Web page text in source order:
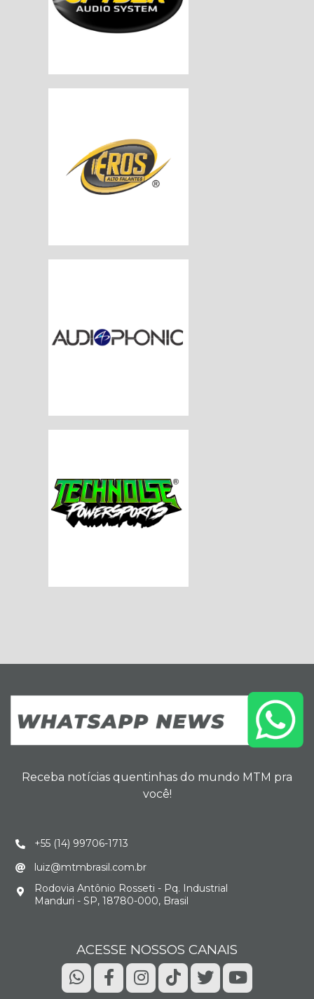
Receba notícias quentinhas do mundo MTM pra
você!
+55 (14) 99706-1713
luiz@mtmbrasil.com.br
Rodovia Antônio Rosseti - Pq. Industrial
Manduri - SP, 18780-000, Brasil
ACESSE NOSSOS CANAIS